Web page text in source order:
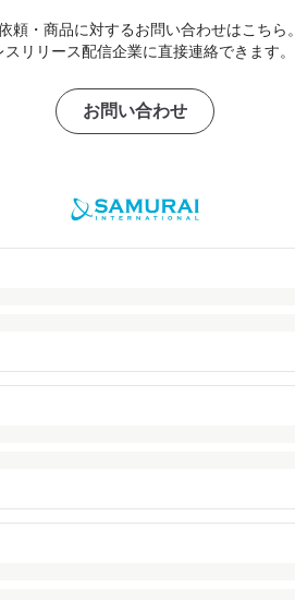
頼・商品に対するお問い合わせはこちら。
スリリース配信企業に直接連絡できます。
お問い合わせ